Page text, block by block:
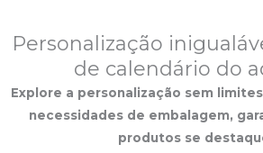
Personalização
de calendário do
Explore a personalização sem
necessidades de embalagem,
produtos se